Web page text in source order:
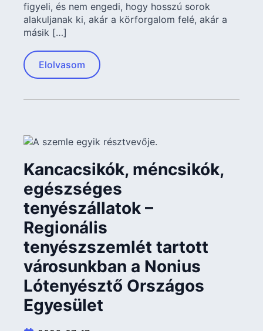
figyeli, és nem engedi, hogy hosszú sorok
alakuljanak ki, akár a körforgalom felé, akár a
másik […]
Elolvasom
Kancacsikók, méncsikók,
egészséges
tenyészállatok –
Regionális
tenyészszemlét tartott
városunkban a Nonius
Lótenyésztő Országos
Egyesület